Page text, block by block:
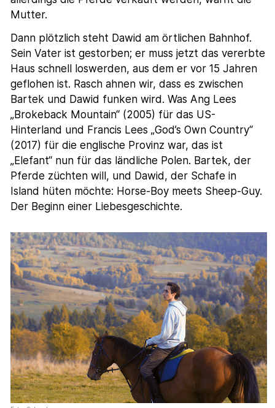
Mutter.
Dann plötzlich steht Dawid am örtlichen Bahnhof.
Sein Vater ist gestorben; er muss jetzt das vererbte
Haus schnell loswerden, aus dem er vor 15 Jahren
geflohen ist. Rasch ahnen wir, dass es zwischen
Bartek und Dawid funken wird. Was Ang Lees
„Brokeback Mountain“ (2005) für das US-
Hinterland und Francis Lees „God’s Own Country“
(2017) für die englische Provinz war, das ist
„Elefant“ nun für das ländliche Polen. Bartek, der
Pferde züchten will, und Dawid, der Schafe in
Island hüten möchte: Horse-Boy meets Sheep-Guy.
Der Beginn einer Liebesgeschichte.